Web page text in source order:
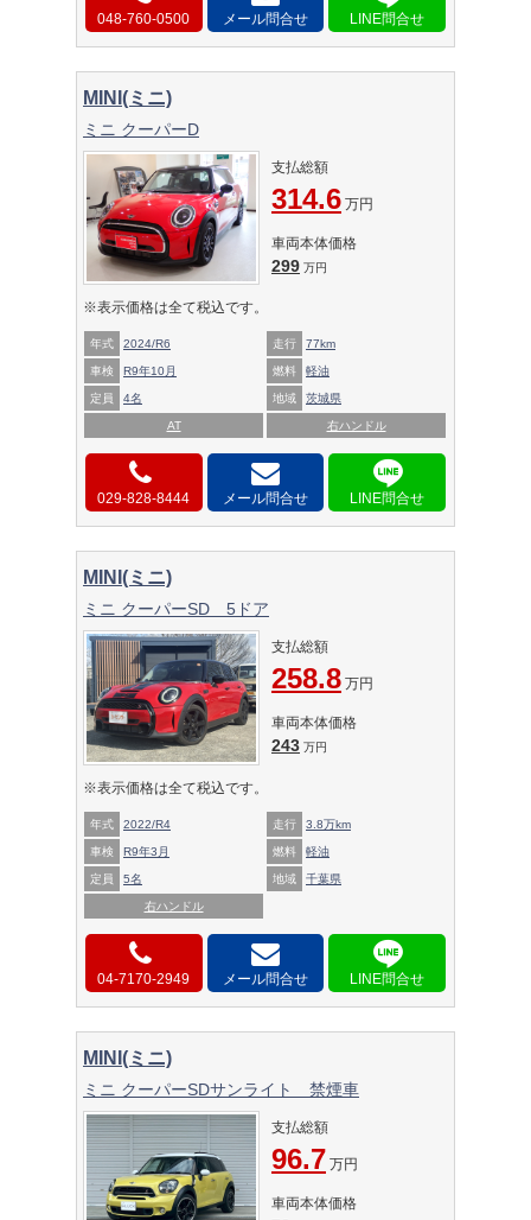
048-760-0500 メール問合せ
MINI(ミニ)
ミニ クーパーD
支払総額
314.6 万円
車両本体価格
299 万円
※表示価格は全て税込です。
年式 2024/R6 走行 77km
車検 R9年10月 燃料 軽油
定員 4名 地域 茨城県
AT 右ハンドル
029-828-8444 メール問合せ
MINI(ミニ)
ミニ クーパーSD 5ドア
支払総額
258.8 万円
車両本体価格
243 万円
※表示価格は全て税込です。
年式 2022/R4 走行 3.8万km
車検 R9年3月 燃料 軽油
定員 5名 地域 千葉県
右ハンドル
04-7170-2949 メール問合せ
MINI(ミニ)
ミニ クーパーSDサンライト 禁煙車
支払総額
96.7 万円
車両本体価格